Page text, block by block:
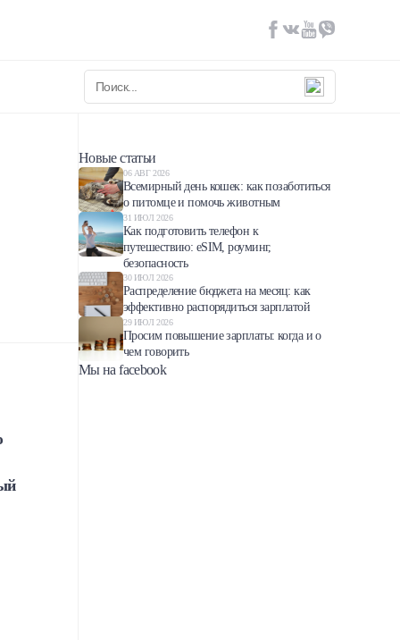
Новые статьи
06 АВГ 2026
Всемирный день кошек: как позаботиться
о питомце и помочь животным
31 ИЮЛ 2026
Как подготовить телефон к
путешествию: eSIM, роуминг,
безопасность
30 ИЮЛ 2026
Распределение бюджета на месяц: как
эффективно распорядиться зарплатой
29 ИЮЛ 2026
Просим повышение зарплаты: когда и о
чем говорить
Мы на facebook